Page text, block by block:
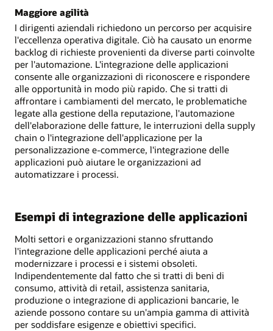
Maggiore agilità
I dirigenti aziendali richiedono un percorso per acquisire
l'eccellenza operativa digitale. Ciò ha causato un enorme
backlog di richieste provenienti da diverse parti coinvolte
per l'automazione. L'integrazione delle applicazioni
consente alle organizzazioni di riconoscere e rispondere
alle opportunità in modo più rapido. Che si tratti di
affrontare i cambiamenti del mercato, le problematiche
legate alla gestione della reputazione, l'automazione
dell'elaborazione delle fatture, le interruzioni della supply
chain o l'integrazione dell'applicazione per la
personalizzazione e-commerce, l'integrazione delle
applicazioni può aiutare le organizzazioni ad
automatizzare i processi.
Esempi di integrazione delle applicazioni
Molti settori e organizzazioni stanno sfruttando
l'integrazione delle applicazioni perché aiuta a
modernizzare i processi e i sistemi obsoleti.
Indipendentemente dal fatto che si tratti di beni di
consumo, attività di retail, assistenza sanitaria,
produzione o integrazione di applicazioni bancarie, le
aziende possono contare su un'ampia gamma di attività
per soddisfare esigenze e obiettivi specifici.